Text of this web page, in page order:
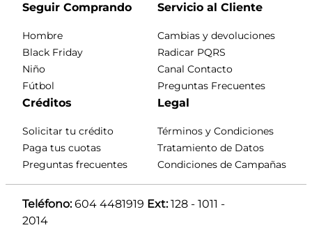
Seguir Comprando
Hombre
Black Friday
Niño
Fútbol
Servicio al Cliente
Cambias y devoluciones
Radicar PQRS
Canal Contacto
Preguntas Frecuentes
Créditos
Solicitar tu crédito
Paga tus cuotas
Preguntas frecuentes
Legal
Términos y Condiciones
Tratamiento de Datos
Condiciones de Campañas
Teléfono: 604 4481919 Ext: 128 - 1011 -
2014